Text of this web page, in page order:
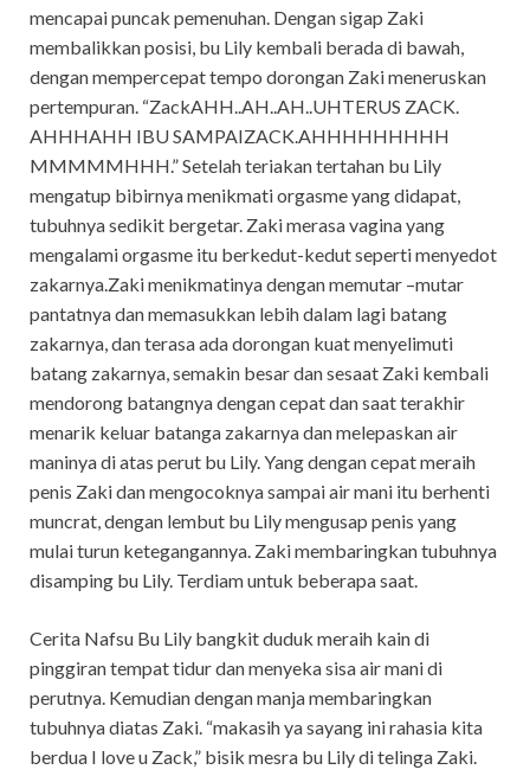
mencapai puncak pemenuhan. Dengan sigap Zaki
membalikkan posisi, bu Lily kembali berada di bawah,
dengan mempercepat tempo dorongan Zaki meneruskan
pertempuran. “ZackAHH..AH..AH..UHTERUS ZACK.
AHHHAHH IBU SAMPAIZACK.AHHHHHHHHH
MMMMMHHH.” Setelah teriakan tertahan bu Lily
mengatup bibirnya menikmati orgasme yang didapat,
tubuhnya sedikit bergetar. Zaki merasa vagina yang
mengalami orgasme itu berkedut-kedut seperti menyedot
zakarnya.Zaki menikmatinya dengan memutar –mutar
pantatnya dan memasukkan lebih dalam lagi batang
zakarnya, dan terasa ada dorongan kuat menyelimuti
batang zakarnya, semakin besar dan sesaat Zaki kembali
mendorong batangnya dengan cepat dan saat terakhir
menarik keluar batanga zakarnya dan melepaskan air
maninya di atas perut bu Lily. Yang dengan cepat meraih
penis Zaki dan mengocoknya sampai air mani itu berhenti
muncrat, dengan lembut bu Lily mengusap penis yang
mulai turun ketegangannya. Zaki membaringkan tubuhnya
disamping bu Lily. Terdiam untuk beberapa saat.
Cerita Nafsu Bu Lily bangkit duduk meraih kain di
pinggiran tempat tidur dan menyeka sisa air mani di
perutnya. Kemudian dengan manja membaringkan
tubuhnya diatas Zaki. “makasih ya sayang ini rahasia kita
berdua I love u Zack,” bisik mesra bu Lily di telinga Zaki.